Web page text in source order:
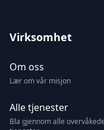
Virksomhet
Om oss
Lær om vår misjon
Alle tjenester
Bla gjennom alle overvåkede